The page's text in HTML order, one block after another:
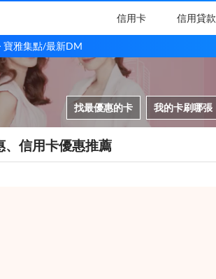
信用卡 信用貸款
寶雅集點/最新DM
找最優惠的卡 我的卡刷哪張
信用卡優惠推薦